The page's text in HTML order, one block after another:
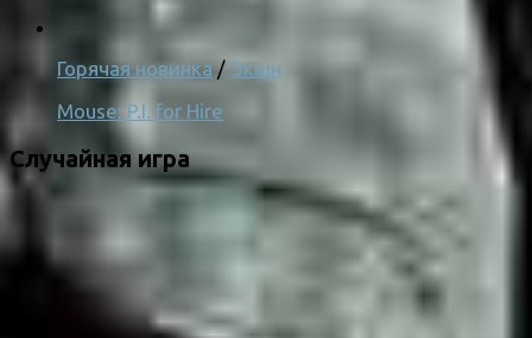
Горячая новинка/ Экшн
Mouse: P.I. for Hire
Случайная игра